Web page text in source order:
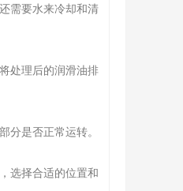
需要水来冷却和清
处理后的润滑油排
是否正常运转。
选择合适的位置和